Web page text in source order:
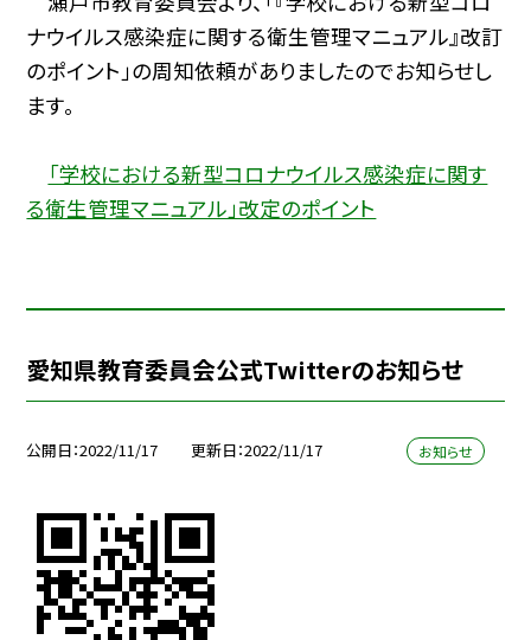
ナウイルス感染症に関する衛生管理マニュアル』改訂
のポイント」の周知依頼がありましたのでお知らせし
ます。
「学校における新型コロナウイルス感染症に関す
る衛生管理マニュアル」改定のポイント
愛知県教育委員会公式Twitterのお知らせ
公開日 2022/11/17 更新日 2022/11/17 お知らせ